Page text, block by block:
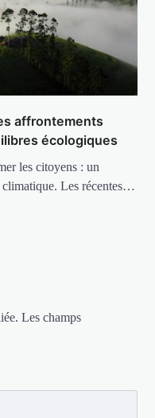
affrontements
écologiques
les citoyens : un
climatique. Les récentes…
Les champs